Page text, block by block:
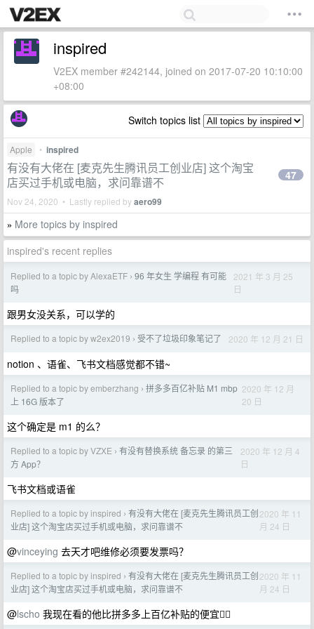
inspired
V2EX member #242144, joined on 2017-07-20 10:10:00
+08:00
Switch topics list
Apple • inspired
有没有大佬在 [麦克先生腾讯员工创业店] 这个淘宝
店买过手机或电脑，求问靠谱不
Nov 24, 2020 • Lastly replied byaero99
47
» More topics by inspired
inspired's recent replies
Replied to a topic by AlexaETF › 96 年女生 学编程 有可能
吗
2021 年 3 月 25
日
跟男女没关系，可以学的
Replied to a topic by w2ex2019 › 受不了垃圾印象笔记了 2020 年 12 月 21 日
notion 、语雀、飞书文档感觉都不错~
Replied to a topic by emberzhang › 拼多多百亿补贴 M1 mbp
上 16G 版本了
2020 年 12 月
20 日
这个确定是 m1 的么？
Replied to a topic by VZXE › 有没有替换系统 备忘录 的第三
方 App？
2020 年 12 月 4
日
飞书文档或语雀
Replied to a topic by inspired › 有没有大佬在 [麦克先生腾讯员工创
业店] 这个淘宝店买过手机或电脑，求问靠谱不
2020 年 11
月 24 日
@vinceying 去天才吧维修必须要发票吗？
Replied to a topic by inspired › 有没有大佬在 [麦克先生腾讯员工创
业店] 这个淘宝店买过手机或电脑，求问靠谱不
2020 年 11
月 24 日
@lscho 我现在看的他比拼多多上百亿补贴的便宜🤦‍♂️